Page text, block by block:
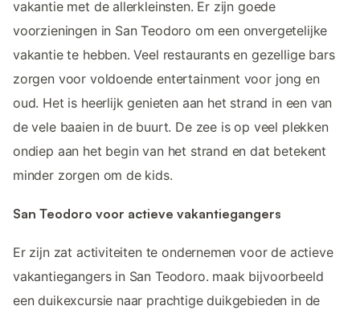
vakantie met de allerkleinsten. Er zijn goede
voorzieningen in San Teodoro om een onvergetelijke
vakantie te hebben. Veel restaurants en gezellige bars
zorgen voor voldoende entertainment voor jong en
oud. Het is heerlijk genieten aan het strand in een van
de vele baaien in de buurt. De zee is op veel plekken
ondiep aan het begin van het strand en dat betekent
minder zorgen om de kids.
San Teodoro voor actieve vakantiegangers
Er zijn zat activiteiten te ondernemen voor de actieve
vakantiegangers in San Teodoro. maak bijvoorbeeld
een duikexcursie naar prachtige duikgebieden in de